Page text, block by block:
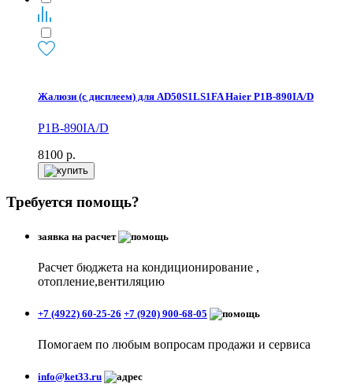
Жалюзи (с дисплеем) для AD50S1LS1FA Haier P1B-890IA/D
P1B-890IA/D
8100 р.
Требуется помощь?
заявка на расчет
Расчет бюджета на кондиционирование ,
отопление,вентиляцию
+7 (4922) 60-25-26 +7 (920) 900-68-05
Помогаем по любым вопросам продажи и сервиса
info@ket33.ru